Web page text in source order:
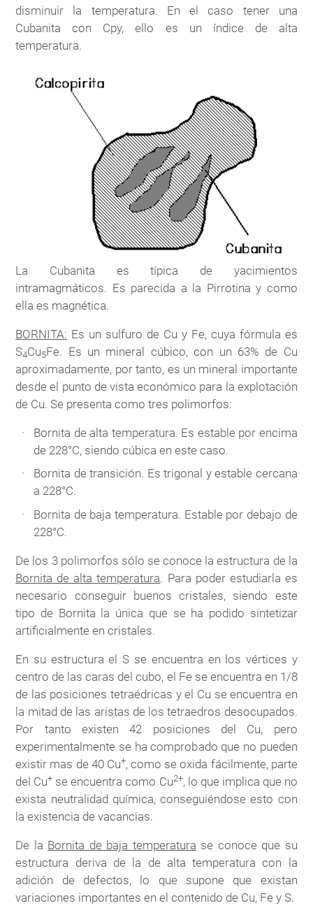
disminuir la temperatura. En el caso tener una
Cubanita con Cpy, ello es un índice de alta
temperatura.
La Cubanita es típica de yacimientos
intramagmáticos. Es parecida a la Pirrotina y como
ella es magnética.
BORNITA: Es un sulfuro de Cu y Fe, cuya fórmula es
S4Cu5Fe. Es un mineral cúbico, con un 63% de Cu
aproximadamente, por tanto, es un mineral importante
desde el punto de vista económico para la explotación
de Cu. Se presenta como tres polimorfos:
Bornita de alta temperatura. Es estable por encima
de 228°C, siendo cúbica en este caso.
Bornita de transición. Es trigonal y estable cercana
a 228°C.
Bornita de baja temperatura. Estable por debajo de
228°C.
De los 3 polimorfos sólo se conoce la estructura de la
Bornita de alta temperatura. Para poder estudiarla es
necesario conseguir buenos cristales, siendo este
tipo de Bornita la única que se ha podido sintetizar
artificialmente en cristales.
En su estructura el S se encuentra en los vértices y
centro de las caras del cubo, el Fe se encuentra en 1/8
de las posiciones tetraédricas y el Cu se encuentra en
la mitad de las aristas de los tetraedros desocupados.
Por tanto existen 42 posiciones del Cu, pero
experimentalmente se ha comprobado que no pueden
existir mas de 40 Cu+, como se oxida fácilmente, parte
del Cu+ se encuentra como Cu2+, lo que implica que no
exista neutralidad química, conseguiéndose esto con
la existencia de vacancias.
De la Bornita de baja temperatura se conoce que su
estructura deriva de la de alta temperatura con la
adición de defectos, lo que supone que existan
variaciones importantes en el contenido de Cu, Fe y S.